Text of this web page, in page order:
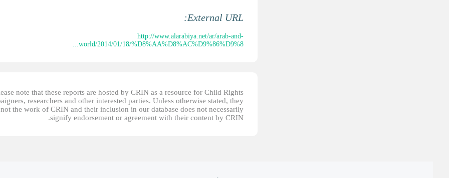
External URL:
http://www.alarabiya.net/ar/arab-and-
world/2014/01/18/%D8%AA%D8%AC%D9%86%D9%8...
note that these reports are hosted by CRIN as a resource for Child Rights
researchers and other interested parties. Unless otherwise stated, they
the work of CRIN and their inclusion in our database does not necessarily
signify endorsement or agreement with their content by CRIN.